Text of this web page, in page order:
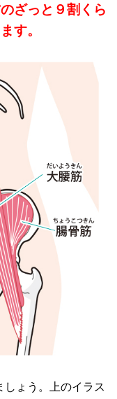
ざっと９割くら
す。
ょう。上のイラス